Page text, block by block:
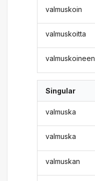
valmuskoin
valmuskoitta
valmuskoineen
Singular
valmuska
valmuska
valmuskan